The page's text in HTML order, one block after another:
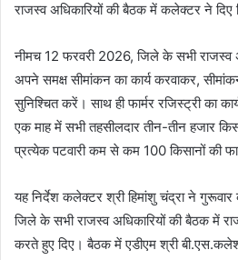
राजस्‍व अधिकारियों की बैठक में कलेक्‍टर ने दिए
नीमच 12 फरवरी 2026, जिले के सभी राजस्‍व
अपने समक्ष सीमांकन का कार्य करवाकर,
सुनिश्चित करें। साथ ही फार्मर रजिस्‍ट्री का
एक माह में सभी तहसीलदार तीन-तीन हजार
प्रत्‍येक पटवारी कम से कम 100 किसानों की
यह निर्देश कलेक्‍टर श्री हिमांशु चंद्रा ने
जिले के सभी राजस्‍व अधिकारियों की बैठक में
करते हुए दिए। बैठक में एडीएम श्री